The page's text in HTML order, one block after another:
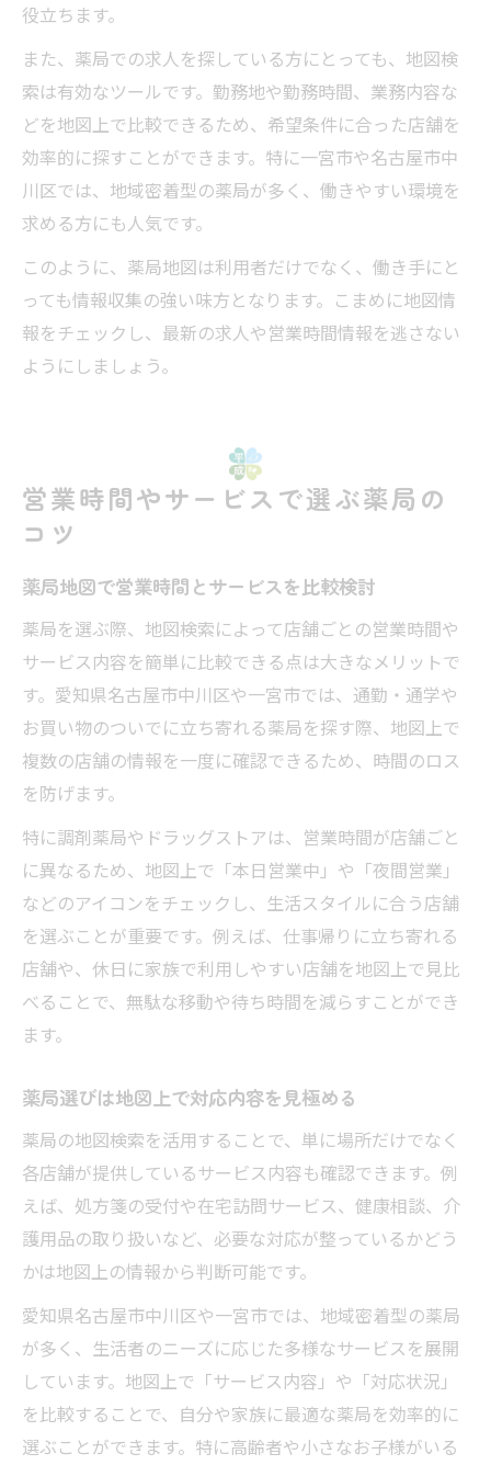
役立ちます。
また、薬局での求人を探している方にとっても、地図検
索は有効なツールです。勤務地や勤務時間、業務内容な
どを地図上で比較できるため、希望条件に合った店舗を
効率的に探すことができます。特に一宮市や名古屋市中
川区では、地域密着型の薬局が多く、働きやすい環境を
求める方にも人気です。
このように、薬局地図は利用者だけでなく、働き手にと
っても情報収集の強い味方となります。こまめに地図情
報をチェックし、最新の求人や営業時間情報を逃さない
ようにしましょう。
営業時間やサービスで選ぶ薬局の
コツ
薬局地図で営業時間とサービスを比較検討
薬局を選ぶ際、地図検索によって店舗ごとの営業時間や
サービス内容を簡単に比較できる点は大きなメリットで
す。愛知県名古屋市中川区や一宮市では、通勤・通学や
お買い物のついでに立ち寄れる薬局を探す際、地図上で
複数の店舗の情報を一度に確認できるため、時間のロス
を防げます。
特に調剤薬局やドラッグストアは、営業時間が店舗ごと
に異なるため、地図上で「本日営業中」や「夜間営業」
などのアイコンをチェックし、生活スタイルに合う店舗
を選ぶことが重要です。例えば、仕事帰りに立ち寄れる
店舗や、休日に家族で利用しやすい店舗を地図上で見比
べることで、無駄な移動や待ち時間を減らすことができ
ます。
薬局選びは地図上で対応内容を見極める
薬局の地図検索を活用することで、単に場所だけでなく
各店舗が提供しているサービス内容も確認できます。例
えば、処方箋の受付や在宅訪問サービス、健康相談、介
護用品の取り扱いなど、必要な対応が整っているかどう
かは地図上の情報から判断可能です。
愛知県名古屋市中川区や一宮市では、地域密着型の薬局
が多く、生活者のニーズに応じた多様なサービスを展開
しています。地図上で「サービス内容」や「対応状況」
を比較することで、自分や家族に最適な薬局を効率的に
選ぶことができます。特に高齢者や小さなお子様がいる